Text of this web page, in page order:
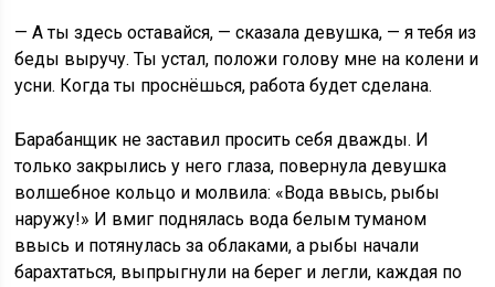
— А ты здесь оставайся, — сказала девушка, — я тебя из
беды выручу. Ты устал, положи голову мне на колени и
усни. Когда ты проснёшься, работа будет сделана.
Барабанщик не заставил просить себя дважды. И
только закрылись у него глаза, повернула девушка
волшебное кольцо и молвила: «Вода ввысь, рыбы
наружу!» И вмиг поднялась вода белым туманом
ввысь и потянулась за облаками, а рыбы начали
барахтаться, выпрыгнули на берег и легли, каждая по